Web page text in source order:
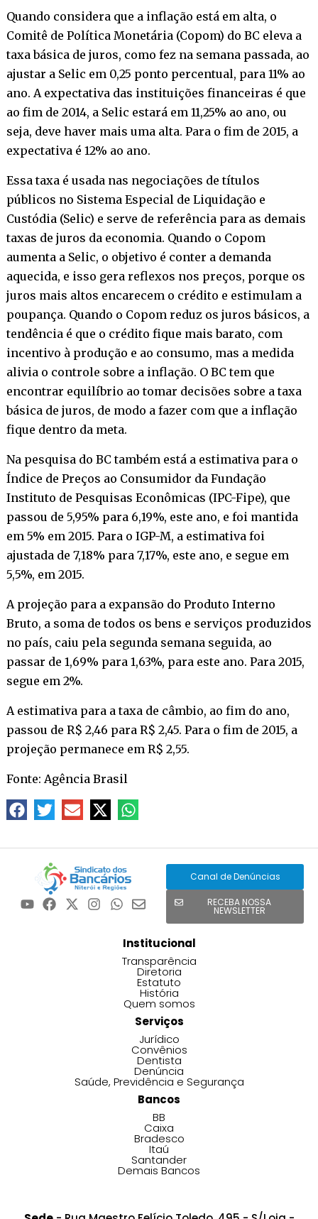
Quando considera que a inflação está em alta, o
Comitê de Política Monetária (Copom) do BC eleva a
taxa básica de juros, como fez na semana passada, ao
ajustar a Selic em 0,25 ponto percentual, para 11% ao
ano. A expectativa das instituições financeiras é que
ao fim de 2014, a Selic estará em 11,25% ao ano, ou
seja, deve haver mais uma alta. Para o fim de 2015, a
expectativa é 12% ao ano.
Essa taxa é usada nas negociações de títulos
públicos no Sistema Especial de Liquidação e
Custódia (Selic) e serve de referência para as demais
taxas de juros da economia. Quando o Copom
aumenta a Selic, o objetivo é conter a demanda
aquecida, e isso gera reflexos nos preços, porque os
juros mais altos encarecem o crédito e estimulam a
poupança. Quando o Copom reduz os juros básicos, a
tendência é que o crédito fique mais barato, com
incentivo à produção e ao consumo, mas a medida
alivia o controle sobre a inflação. O BC tem que
encontrar equilíbrio ao tomar decisões sobre a taxa
básica de juros, de modo a fazer com que a inflação
fique dentro da meta.
Na pesquisa do BC também está a estimativa para o
Índice de Preços ao Consumidor da Fundação
Instituto de Pesquisas Econômicas (IPC-Fipe), que
passou de 5,95% para 6,19%, este ano, e foi mantida
em 5% em 2015. Para o IGP-M, a estimativa foi
ajustada de 7,18% para 7,17%, este ano, e segue em
5,5%, em 2015.
A projeção para a expansão do Produto Interno
Bruto, a soma de todos os bens e serviços produzidos
no país, caiu pela segunda semana seguida, ao
passar de 1,69% para 1,63%, para este ano. Para 2015,
segue em 2%.
A estimativa para a taxa de câmbio, ao fim do ano,
passou de R$ 2,46 para R$ 2,45. Para o fim de 2015, a
projeção permanece em R$ 2,55.
Fonte: Agência Brasil
Canal de Denúncias
RECEBA NOSSA
NEWSLETTER
Institucional
Transparência
Diretoria
Estatuto
História
Quem somos
Serviços
Jurídico
Convênios
Dentista
Denúncia
Saúde, Previdência e Segurança
Bancos
BB
Caixa
Bradesco
Itaú
Santander
Demais Bancos